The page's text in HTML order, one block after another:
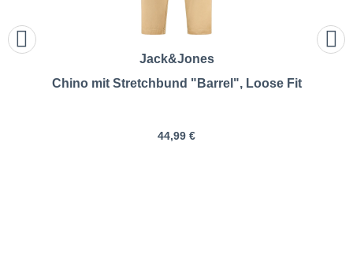
Jack&Jones
Chino mit Stretchbund "Barrel", Loose Fit
44,99 €